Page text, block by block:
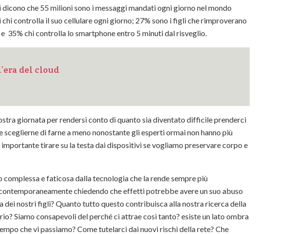
che 55 milioni sono i messaggi mandati ogni giorno nel mondo
controlla il suo cellulare ogni giorno; 27% sono i figli che rimproverano
35% chi controlla lo smartphone entro 5 minuti dal risveglio.
del cloud
giornata per rendersi conto di quanto sia diventato difficile prenderci
sceglierne di farne a meno nonostante gli esperti ormai non hanno più
tirare su la testa dai dispositivi se vogliamo preservare corpo e
complessa e faticosa dalla tecnologia che la rende sempre più
chiedendo che effetti potrebbe avere un suo abuso
dei nostri figli? Quanto tutto questo contribuisca alla nostra ricerca della
Siamo consapevoli del perché ci attrae così tanto? esiste un lato ombra
che vi passiamo? Come tutelarci dai nuovi rischi della rete? Che